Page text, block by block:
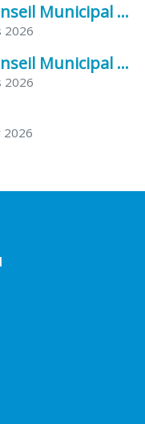
Procès-Verbal du Conseil Municipal du 31 mars 2026
2026
Procès-Verbal du Conseil Municipal du 20 mars 2026
2026
2026